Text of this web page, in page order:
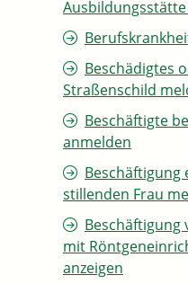
Beschädigtes
Straßenschild
Beschäftigte
anmelden
Beschäftigung
stillenden Frau
Beschäftigung
mit
anzeigen